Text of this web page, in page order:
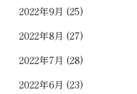
2022年9月 (25)
2022年8月 (27)
2022年7月 (28)
2022年6月 (23)